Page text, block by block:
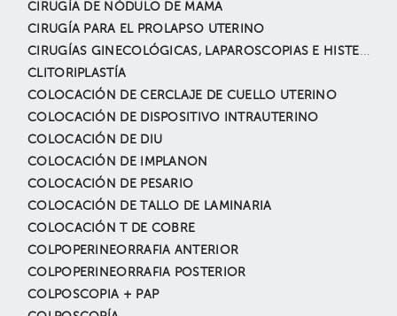
CIRUGÍA DE NÓDULO DE MAMA
CIRUGÍA PARA EL PROLAPSO UTERINO
CIRUGÍAS GINECOLÓGICAS, LAPAROSCOPIAS E HISTEROSCOPIA
CLITORIPLASTÍA
COLOCACIÓN DE CERCLAJE DE CUELLO UTERINO
COLOCACIÓN DE DISPOSITIVO INTRAUTERINO
COLOCACIÓN DE DIU
COLOCACIÓN DE IMPLANON
COLOCACIÓN DE PESARIO
COLOCACIÓN DE TALLO DE LAMINARIA
COLOCACIÓN T DE COBRE
COLPOPERINEORRAFIA ANTERIOR
COLPOPERINEORRAFIA POSTERIOR
COLPOSCOPIA + PAP